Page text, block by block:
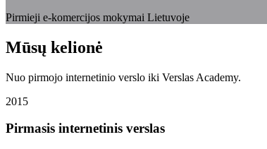
Pirmieji e-komercijos mokymai Lietuvoje
Mūsų kelionė
Nuo pirmojo internetinio verslo iki Verslas Academy.
2015
Pirmasis internetinis verslas